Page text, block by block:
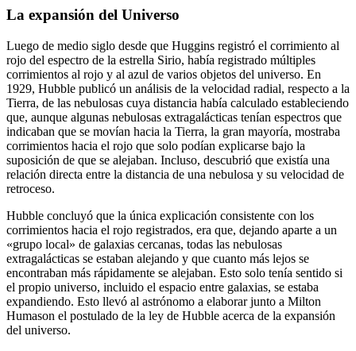
La expansión del Universo
Luego de medio siglo desde que Huggins registró el corrimiento al
rojo del espectro de la estrella Sirio, había registrado múltiples
corrimientos al rojo y al azul de varios objetos del universo. En
1929, Hubble publicó un análisis de la velocidad radial, respecto a la
Tierra, de las nebulosas cuya distancia había calculado estableciendo
que, aunque algunas nebulosas extragalácticas tenían espectros que
indicaban que se movían hacia la Tierra, la gran mayoría, mostraba
corrimientos hacia el rojo que solo podían explicarse bajo la
suposición de que se alejaban. Incluso, descubrió que existía una
relación directa entre la distancia de una nebulosa y su velocidad de
retroceso.
Hubble concluyó que la única explicación consistente con los
corrimientos hacia el rojo registrados, era que, dejando aparte a un
«grupo local» de galaxias cercanas, todas las nebulosas
extragalácticas se estaban alejando y que cuanto más lejos se
encontraban más rápidamente se alejaban. Esto solo tenía sentido si
el propio universo, incluido el espacio entre galaxias, se estaba
expandiendo. Esto llevó al astrónomo a elaborar junto a Milton
Humason el postulado de la ley de Hubble acerca de la expansión
del universo.